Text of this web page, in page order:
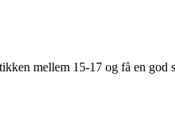
mellem 15-17 og få en